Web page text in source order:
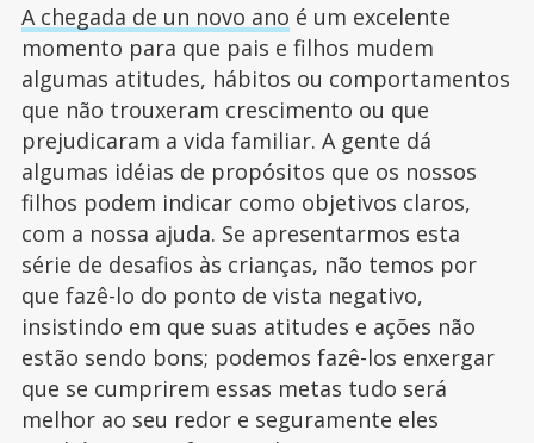
A chegada de un novo ano é um excelente
momento para que pais e filhos mudem
algumas atitudes, hábitos ou comportamentos
que não trouxeram crescimento ou que
prejudicaram a vida familiar. A gente dá
algumas idéias de propósitos que os nossos
filhos podem indicar como objetivos claros,
com a nossa ajuda. Se apresentarmos esta
série de desafios às crianças, não temos por
que fazê-lo do ponto de vista negativo,
insistindo em que suas atitudes e ações não
estão sendo bons; podemos fazê-los enxergar
que se cumprirem essas metas tudo será
melhor ao seu redor e seguramente eles